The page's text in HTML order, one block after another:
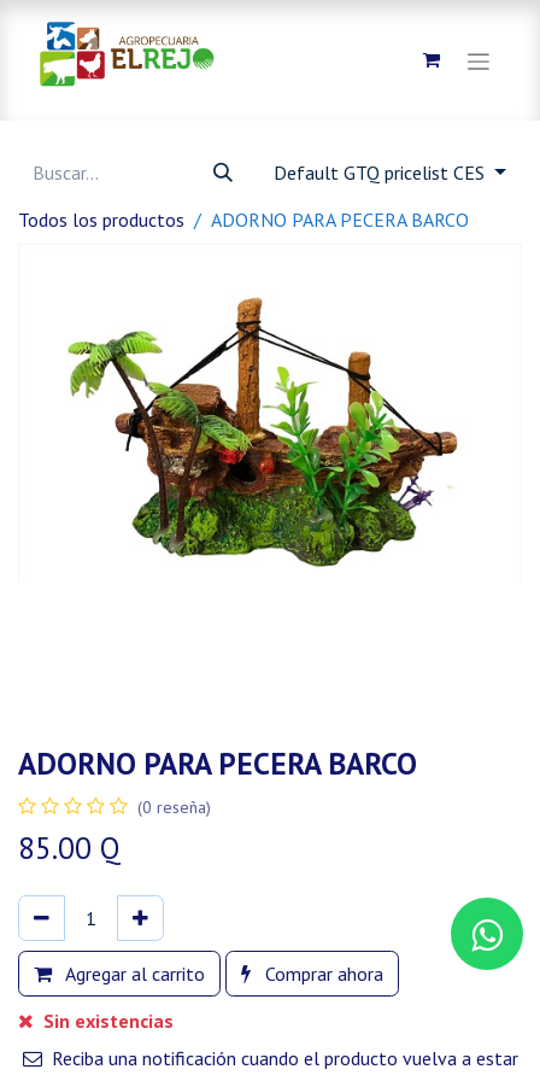
Default GTQ pricelist CES
Todos los productos
ADORNO PARA PECERA BARCO
ADORNO PARA PECERA BARCO
(0 reseña)
85.00 Q
Agregar al carrito
Comprar ahora
Sin existencias
Reciba una notificación cuando el producto vuelva a estar